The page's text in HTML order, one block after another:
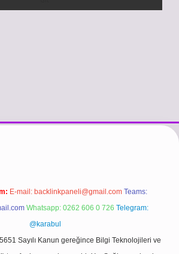
https://www.betexper.xyz/betci.cobetci
E-mail: backlinkpaneli@gmail.com Teams:
Whatsapp: 0262 606 0 726 Telegram:
@karabul
Sayılı Kanun gereğince Bilgi Teknolojileri ve